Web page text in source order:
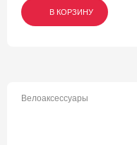
В КОРЗИНУ
В КОРЗИНУ
В КОРЗИНУ
Велоаксессуары